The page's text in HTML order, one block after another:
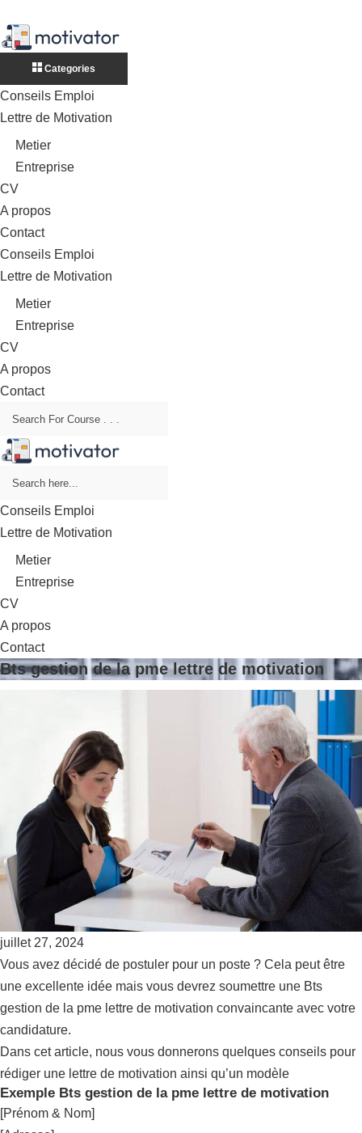
Categories
Conseils Emploi
Lettre de Motivation
Metier
Entreprise
CV
A propos
Contact
Conseils Emploi
Lettre de Motivation
Metier
Entreprise
CV
A propos
Contact
Conseils Emploi
Lettre de Motivation
Metier
Entreprise
CV
A propos
Contact
Bts gestion de la pme lettre de motivation
juillet 27, 2024
Vous avez décidé de postuler pour un poste ? Cela peut être
une excellente idée mais vous devrez soumettre une Bts
gestion de la pme lettre de motivation convaincante avec votre
candidature.
Dans cet article, nous vous donnerons quelques conseils pour
rédiger une lettre de motivation ainsi qu’un modèle
Exemple Bts gestion de la pme lettre de motivation
[Prénom & Nom]